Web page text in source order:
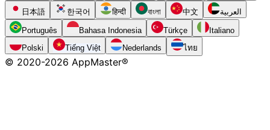
日本語
한국어 हिन्दी বাংলা 中文 العربية
Português Bahasa Indonesia Türkçe
Italiano
Polski
Tiếng Việt Nederlands ไทย
© 2020-2026 AppMaster®